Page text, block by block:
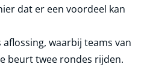
dat er een voordeel kan
waarbij teams van
beurt twee rondes rijden.